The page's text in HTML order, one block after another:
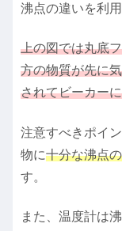
沸点の違いを利
上の図では丸底
方の物質が先に
されてビーカー
注意すべきポイ
物に十分な沸点
す。
また、温度計は